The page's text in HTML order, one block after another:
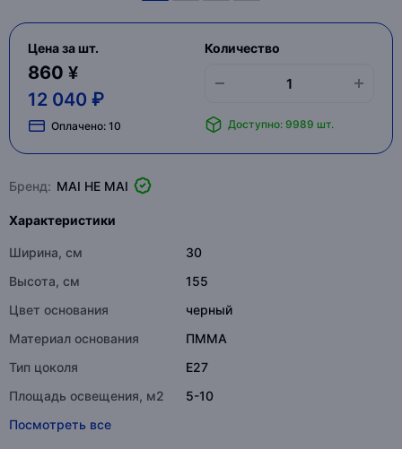
Цена за шт.
860 ¥
12 040 ₽
Оплачено: 10
Количество
Доступно: 9989 шт.
Бренд: MAI HE MAI
Характеристики
Ширина, см
30
Высота, см
155
Цвет основания
черный
Материал основания
ПММА
Тип цоколя
E27
Площадь освещения, м2
5-10
Посмотреть все